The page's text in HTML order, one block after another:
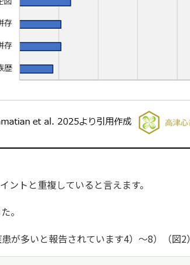
トと重複していると言えます。
。
が多いと報告されています4）～8）（図2）